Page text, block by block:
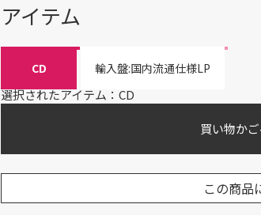
アイテム
CD 輸入盤:国内流通仕様LP
選択されたアイテム：CD
買い物か
この商品